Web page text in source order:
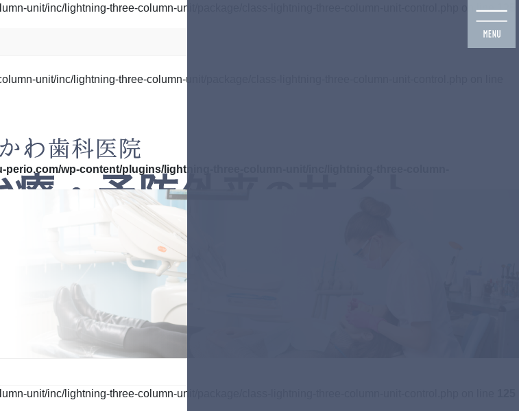
unit/inc/lightning-three-column-unit/package/class-lightning-three-column-unit-control.php on line125
unit/inc/lightning-three-column-unit/package/class-lightning-three-column-unit-control.php on line
perio.com/wp-content/plugins/lightning-three-column-unit/inc/lightning-three-column-
自宅で行う予防 歯周病のお話
unit/inc/lightning-three-column-unit/package/class-lightning-three-column-unit-control.php on line